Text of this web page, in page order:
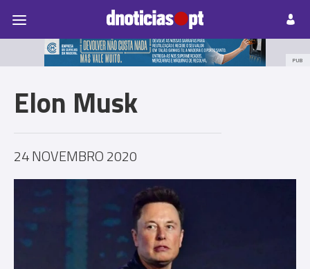
Prazeres Paisagens
PUB
Elon Musk
24 NOVEMBRO 2020